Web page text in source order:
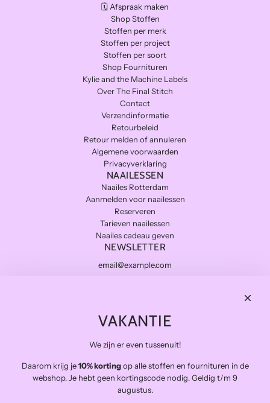
🗓️ Afspraak maken
Shop Stoffen
Stoffen per merk
Stoffen per project
Stoffen per soort
Shop Fournituren
Kylie and the Machine Labels
Over The Final Stitch
Contact
Verzendinformatie
Retourbeleid
Retour melden of annuleren
Algemene voorwaarden
Privacyverklaring
NAAILESSEN
Naailes Rotterdam
Aanmelden voor naailessen
Reserveren
Tarieven naailessen
Naailes cadeau geven
NEWSLETTER
Kwaliteitsstoffen die lang meegaan en zo duurzaam mogelijk.
Veilig betalen
Snelle levering
Op afspraak open voor atelierbezoek en het afhalen van
bestellingen (buiten de naailessen om)
VAKANTIE
We zijn er even tussenuit!
Daarom krijg je10% kortingop alle stoffen en fournituren in de
webshop. Je hebt geen kortingscode nodig. Geldig t/m 9
augustus.